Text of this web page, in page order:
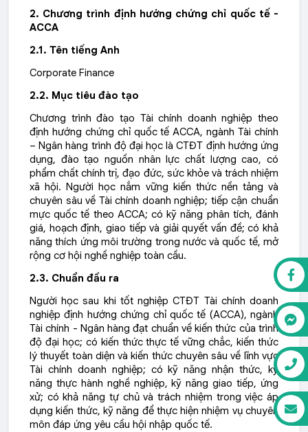
2. Chương trình định hướng chứng chỉ quốc tế -
ACCA
2.1. Tên tiếng Anh
Corporate Finance
2.2. Mục tiêu đào tạo
Chương trình đào tạo Tài chính doanh nghiệp theo
định hướng chứng chỉ quốc tế ACCA, ngành Tài chính
– Ngân hàng trình độ đại học là CTĐT định hướng ứng
dụng, đào tạo nguồn nhân lực chất lượng cao, có
phẩm chất chính trị, đạo đức, sức khỏe và trách nhiệm
xã hội. Người học nắm vững kiến thức nền tảng và
chuyên sâu về Tài chính doanh nghiệp; tiếp cận chuẩn
mực quốc tế theo ACCA; có kỹ năng phân tích, đánh
giá, hoạch định, giao tiếp và giải quyết vấn đề; có khả
năng thích ứng môi trường trong nước và quốc tế, mở
rộng cơ hội nghề nghiệp toàn cầu.
2.3. Chuẩn đầu ra
Người học sau khi tốt nghiệp CTĐT Tài chính doanh
nghiệp định hướng chứng chỉ quốc tế (ACCA), ngành
Tài chính - Ngân hàng đạt chuẩn về kiến thức của trình
độ đại học; có kiến thức thực tế vững chắc, kiến thức
lý thuyết toàn diện và kiến thức chuyên sâu về lĩnh vực
Tài chính doanh nghiệp; có kỹ năng nhận thức, kỹ
năng thực hành nghề nghiệp, kỹ năng giao tiếp, ứng
xử; có khả năng tự chủ và trách nhiệm trong việc áp
dụng kiến thức, kỹ năng để thực hiện nhiệm vụ chuyên
môn đáp ứng yêu cầu hội nhập quốc tế.